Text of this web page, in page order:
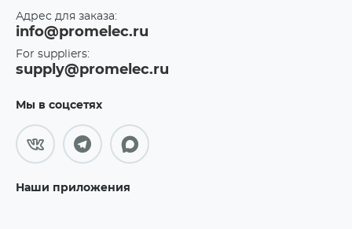
Адрес для заказа:
info@promelec.ru
For suppliers:
supply@promelec.ru
Мы в соцсетях
Наши приложения